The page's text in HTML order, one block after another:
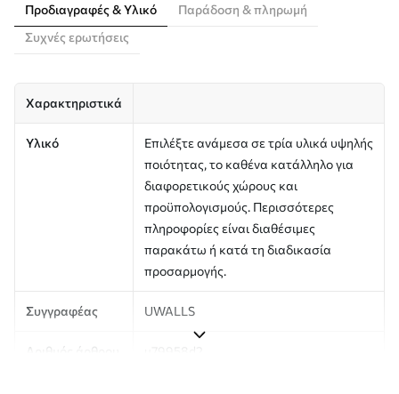
Προδιαγραφές & Υλικό
Παράδοση & πληρωμή
Συχνές ερωτήσεις
Χαρακτηριστικά
Υλικό
Επιλέξτε ανάμεσα σε τρία υλικά υψηλής
ποιότητας, το καθένα κατάλληλο για
διαφορετικούς χώρους και
προϋπολογισμούς. Περισσότερες
πληροφορίες είναι διαθέσιμες
παρακάτω ή κατά τη διαδικασία
προσαρμογής.
Συγγραφέας UWALLS
Αριθμός άρθρου u79958d2